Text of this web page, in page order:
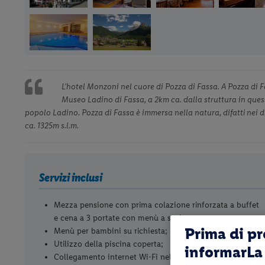
L’hotel Monzoni nel cuore di Pozza di Fassa. A Pozza
Museo Ladino di Fassa, a 2km ca. dalla struttura in
popolo Ladino. Pozza di Fassa è immersa nella natura, difatti
ca. 1325m s.l.m.
Servizi inclusi
Mezza pensione con prima colazione rinforzata a buffet
e cena a 3 portate con menù a scelta;
Menù per bambini su richiesta;
Utilizzo della piscina coperta;
Collegamento internet Wi-Fi nelle zone comuni;
Prima di